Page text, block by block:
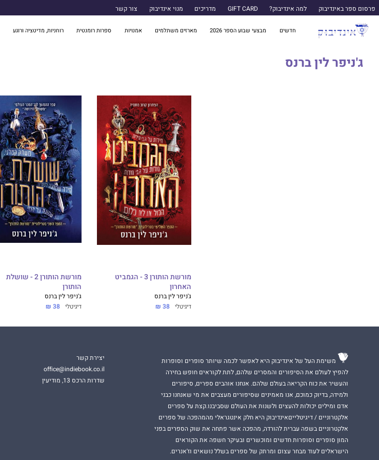
פרסום ספר באינדיבוק למה אינדיבוק? GIFT CARD מדריכים מנוי אינדיבוק צור קשר
חדשים מבצעי שבוע הספר 2026 מארזים משתלמים אמנויות ספרות רומנטית רוחניות, מדיטציה ורוגע
ג'ניפר לין ברנס
מורשת הותורן 3 - הגמביט
האחרון
ג'ניפר לין ברנס
דיגיטלי 38 ₪
מורשת הותורן 2 - שושלת
הותורן
ג'ניפר לין ברנס
דיגיטלי 38 ₪
משימת העל של אינדיבוק היא לאפשר לכמה שיותר סופרים וסופרות
להפיץ לעולם את הסיפורים והמסרים שלהם, לתת לקוראים חופש בחירה
והעשיר את כוח הקריאה בעולם שלהם. אנחנו אוהבים ספרים, סיפורים
ולמידה, בדיוק כמוכם, אנו מאמינים שסיפורים מעצבים את מי שאנחנו כבני
אדם ומילים יכולות להעצים ולשנות את העולם שסביבנו.קצת על ספרים
אלקטרוניים / דיגיטלייםאינדיבוק היא חלק אינטגראלי מהמהפכה של ספרים
אלקטרוניים בשפה עברית להורדה, מהפכה אשר פתחה את שוק הספרים בפני
המון סופרים וסופרות חדשים ומוכשרים ובעיקר חשפה את הקוראים
הישראלים לעוד מבחר עצום ומרתק של ספרים בשלל נושאים וז'אנרים.
יצירת קשר
office@indiebook.co.il
שדרות הרכס 13, מודיעין